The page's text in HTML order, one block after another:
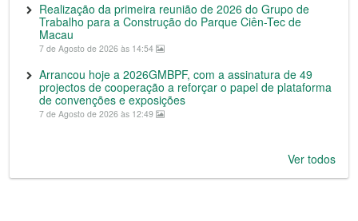
Realização da primeira reunião de 2026 do Grupo de
Trabalho para a Construção do Parque Ciên-Tec de
Macau
7 de Agosto de 2026 às 14:54
Arrancou hoje a 2026GMBPF, com a assinatura de 49
projectos de cooperação a reforçar o papel de plataforma
de convenções e exposições
7 de Agosto de 2026 às 12:49
Ver todos